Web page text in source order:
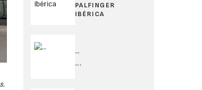
PALFINGER
IBÉRICA
...
...